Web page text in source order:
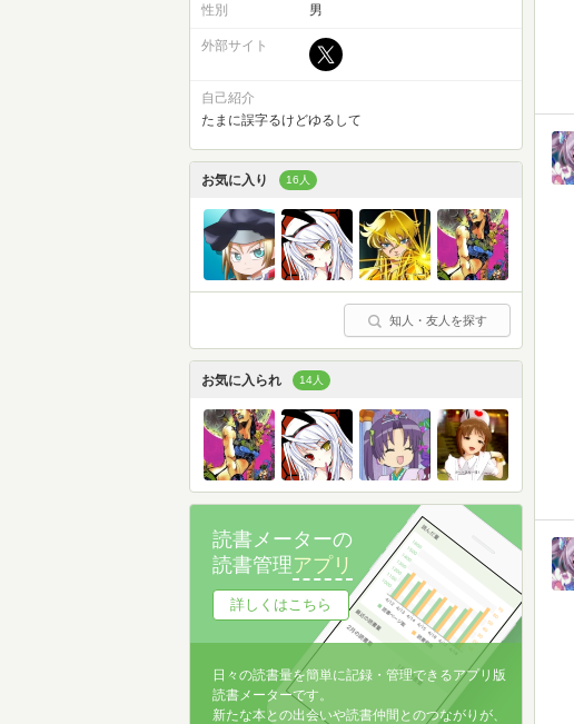
性別 男
外部サイト
自己紹介
たまに誤字るけどゆるして
お気に入り 16人
知人・友人を探す
お気に入られ 14人
読書メーターの
読書管理アプリ
詳しくはこちら
日々の読書量を簡単に記録・管理できるアプリ版
読書メーターです。
新たな本との出会いや読書仲間とのつながりが、